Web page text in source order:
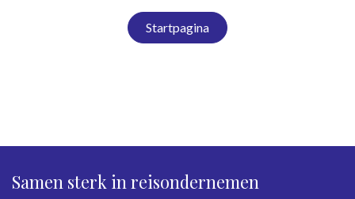
Startpagina
Samen sterk in reisondernemen